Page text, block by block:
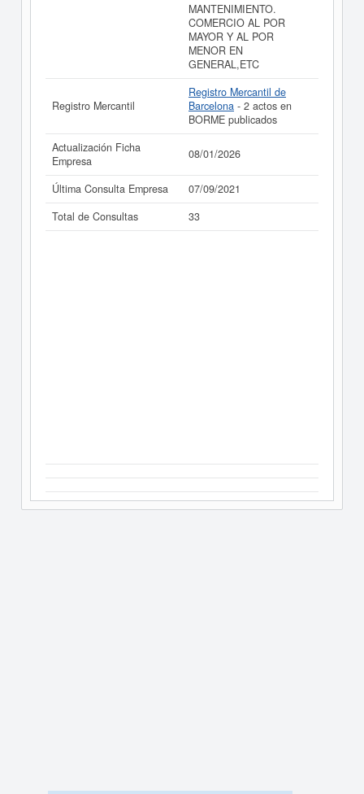
MANTENIMIENTO.
COMERCIO AL POR
MAYOR Y AL POR
MENOR EN
GENERAL,ETC
Registro Mercantil
Registro Mercantil de
Barcelona - 2 actos en
BORME publicados
Actualización Ficha
Empresa
08/01/2026
Última Consulta Empresa
07/09/2021
Total de Consultas
33